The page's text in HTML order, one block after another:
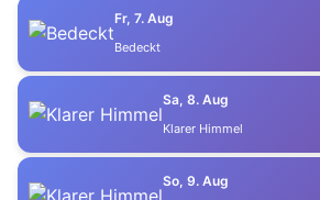
Fr, 7. Aug
Bedeckt
Sa, 8. Aug
Klarer Himmel
So, 9. Aug